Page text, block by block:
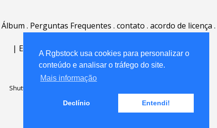
A Rgbstock usa cookies para personalizar o
conteúdo e analisar o tráfego do site.
Mais informação
Declínio Entendi!
Álbum . Perguntas Frequentes . contato . acordo de licença .
| English | Deutsch Español Português
Nederlands|
Shutterstock official partner of Rgbstock
Rgbstock